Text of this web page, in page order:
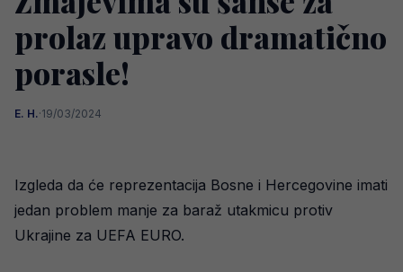
prolaz upravo dramatično
porasle!
E. H.·19/03/2024
Izgleda da će reprezentacija Bosne i Hercegovine imati
jedan problem manje za baraž utakmicu protiv
Ukrajine za UEFA EURO.